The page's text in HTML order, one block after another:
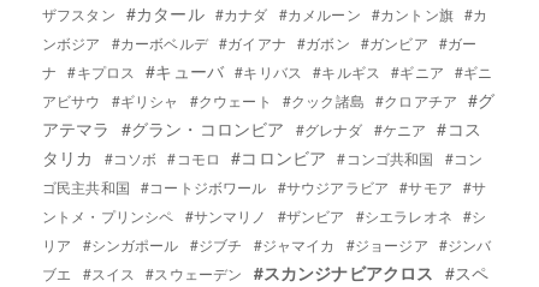
ザフスタン #カタール #カナダ #カメルーン #カントン旗 #カ
ンボジア
#カーボベルデ #ガイアナ #ガボン #ガンビア #ガー
ナ
#キプロス #キューバ #キリバス #キルギス #ギニア #ギニ
アビサウ
#ギリシャ #クウェート #クック諸島 #クロアチア
#グ
アテマラ #グラン・コロンビア #グレナダ #ケニア
#コス
タリカ
#コソボ #コモロ #コロンビア #コンゴ共和国
#コン
ゴ民主共和国 #コートジボワール #サウジアラビア #サモア #サ
ントメ・プリンシペ #サンマリノ #ザンビア #シエラレオネ #シ
リア
#シンガポール #ジブチ #ジャマイカ #ジョージア #ジンバ
ブエ
#スイス #スウェーデン #スカンジナビアクロス #スペ